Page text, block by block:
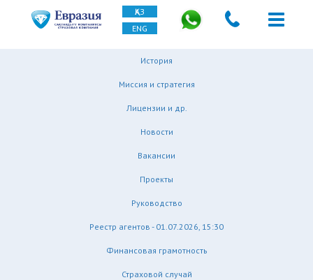
ҚАЗ
ENG
История
Миссия и стратегия
Лицензии и др.
Новости
Вакансии
Проекты
Руководство
Реестр агентов - 01.07.2026, 15:30
Финансовая грамотность
Страховой случай